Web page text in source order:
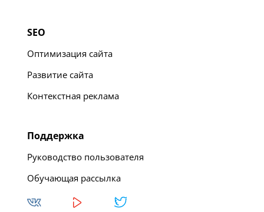
SEO
Оптимизация сайта
Развитие сайта
Контекстная реклама
Поддержка
Руководство пользователя
Обучающая рассылка